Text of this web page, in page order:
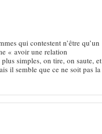
qui contestent n’être qu’un
« avoir une relation
simples, on tire, on saute, et
il semble que ce ne soit pas la